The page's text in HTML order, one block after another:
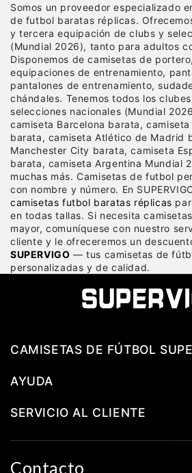
Somos un proveedor especializado
de futbol baratas réplicas.
y tercera equipación de clubs y
(Mundial 2026), tanto para adultos
Disponemos de camisetas de
equipaciones de entrenamiento,
pantalones de entrenamiento,
chándales. Tenemos todos los
selecciones nacionales (Mundial
camiseta Barcelona barata, camiseta
barata, camiseta Atlético de Madrid
Manchester City barata, camiseta
barata, camiseta Argentina Mundial
muchas más. Camisetas de futbol
con nombre y número. En
camisetas futbol baratas réplicas
en todas tallas. Si necesita
mayor, comuníquese con nuestro
cliente y le ofreceremos un
SUPERVIGO — tus camisetas de
personalizadas y de calidad.
CAMISETAS DE FÚTBOL
AYUDA
SERVICIO AL CLIENTE
Contacto